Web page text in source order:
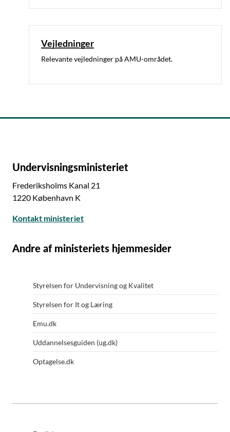
Vejledninger
Relevante vejledninger på AMU-området.
Undervisningsministeriet
Frederiksholms Kanal 21
1220 København K
Kontakt ministeriet
Andre af ministeriets hjemmesider
Styrelsen for Undervisning og Kvalitet
Styrelsen for It og Læring
Emu.dk
Uddannelsesguiden (ug.dk)
Optagelse.dk